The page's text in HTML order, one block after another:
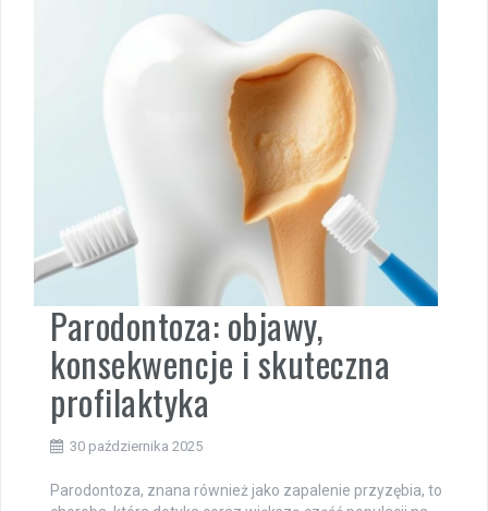
Parodontoza: objawy,
konsekwencje i skuteczna
profilaktyka
30 października 2025
Parodontoza, znana również jako zapalenie przyzębia, to